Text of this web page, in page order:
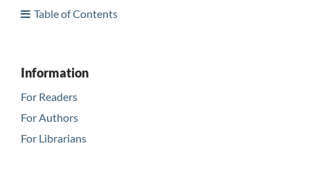
Table of Contents
Information
For Readers
For Authors
For Librarians